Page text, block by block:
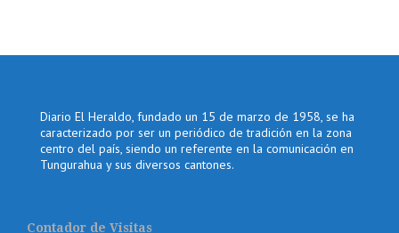
Diario El Heraldo, fundado un 15 de marzo de 1958, se ha
caracterizado por ser un periódico de tradición en la zona
centro del país, siendo un referente en la comunicación en
Tungurahua y sus diversos cantones.
Contador de Visitas